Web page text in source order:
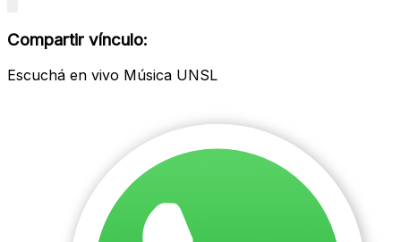
modal
Compartir vínculo:
Escuchá en vivo Música UNSL